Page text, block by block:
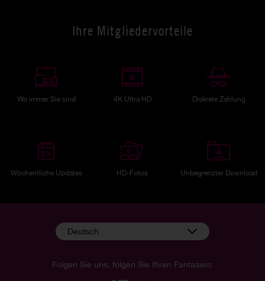
Ihre Mitgliedervorteile
Wo immer Sie sind 4K Ultra HD Diskrete Zahlung
Wöchentliche Updates HD-Fotos Unbegrenzter Download
Folgen Sie uns, folgen Sie Ihren Fantasien:
Deutsch